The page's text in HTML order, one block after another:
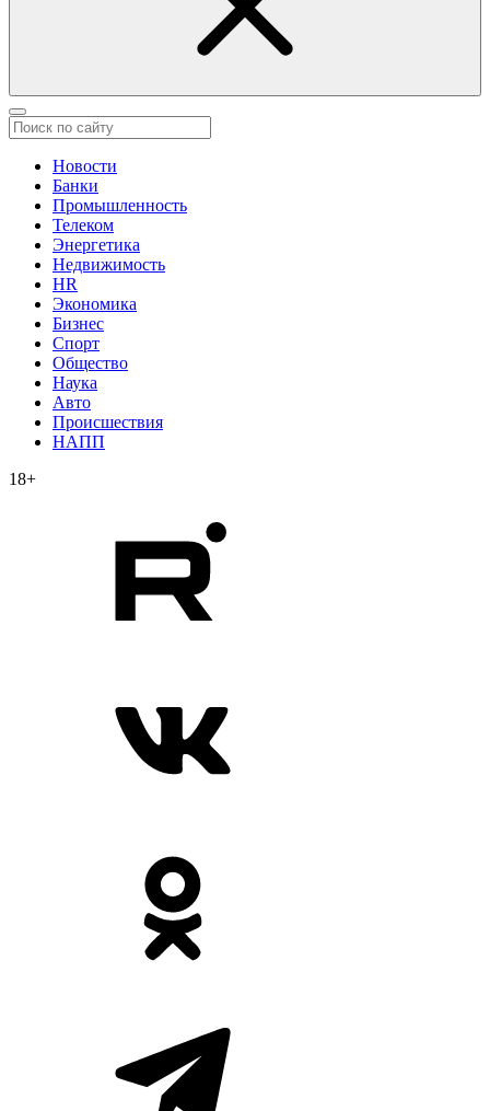
Новости
Банки
Промышленность
Телеком
Энергетика
Недвижимость
HR
Экономика
Бизнес
Спорт
Общество
Наука
Авто
Происшествия
НАПП
18+